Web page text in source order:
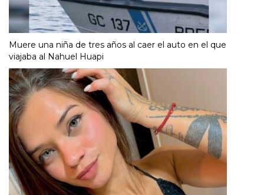
Muere una niña de tres años al caer el auto en el que
viajaba al Nahuel Huapi